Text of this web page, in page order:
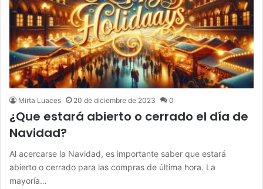
Mirta Luaces 20 de diciembre de 2023 0
¿Que estará abierto o cerrado el día de
Navidad?
Al acercarse la Navidad, es importante saber que estará
abierto o cerrado para las compras de última hora. La
mayoría…